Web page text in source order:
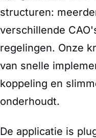
structuren:
verschillende
regelingen. Onze
van snelle
koppeling en
onderhoudt.
De applicatie is